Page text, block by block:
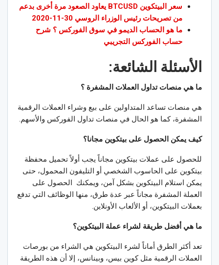
سعر البيتكوين BTCUSD يعاود الصعود مرة أخرى بدعم
من تصريحات رئيس الوزراء الروسي 30-11-2020
ما هو الحساب الديمو في سوق الفوركس ؟ شرح
حساب الفوركس التجريبي
الأسئلة الشائعة:
ما هي منصات تداول العملات المشفرة ؟
هي منصات تساعد المتداولين على بيع وشراء العملات الرقمية
المشفرة، كما هو الحال في منصات تداول الفوركس والأسهم.
كيف يمكن الحصول على بيتكوين مجانا؟
للحصول على عملات بيتكوين مجاناً يجب أولاً تحميل محفظة
بيتكوين على الحاسوب الشخصي أو التليفون المحمول، حتى
يمكن استلام البيتكوين بشكل آمن، ويمكنك الحصول على
العملة المشفرة مجاناً عبر عدة طرق، منها الوظائف التي تدفع
بعملات البيتكوين، أو الألعاب الأونلاين.
ما هي أفضل طريقة لشراء عملة البيتكوين؟
تعد أكثر الطرق أماناً لشرء البيتكوين هي الشراء من بورصات
العملات الرقمية مثل كوين بيس، وبينانس، إلا أن هذه الطريقة